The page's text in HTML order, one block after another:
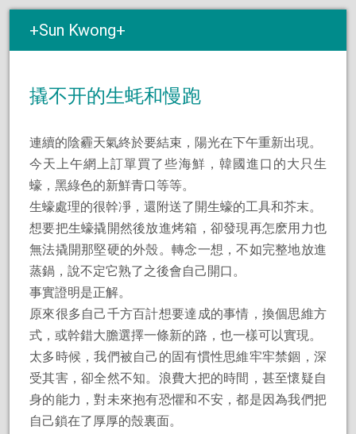
Sun Kwong
撬不开的生蚝和慢跑
連續的陰霾天氣終於要結束，陽光在下午重新出現。
今天上午網上訂單買了些海鮮，韓國進口的大只生
蠔，黑綠色的新鮮青口等等。
生蠔處理的很幹凈，還附送了開生蠔的工具和芥末。
想要把生蠔撬開然後放進烤箱，卻發現再怎麽用力也
無法撬開那堅硬的外殼。轉念一想，不如完整地放進
蒸鍋，說不定它熟了之後會自己開口。
事實證明是正解。
原來很多自己千方百計想要達成的事情，換個思維方
式，或幹錯大膽選擇一條新的路，也一樣可以實現。
太多時候，我們被自己的固有慣性思維牢牢禁錮，深
受其害，卻全然不知。浪費大把的時間，甚至懷疑自
身的能力，對未來抱有恐懼和不安，都是因為我們把
自己鎖在了厚厚的殼裏面。